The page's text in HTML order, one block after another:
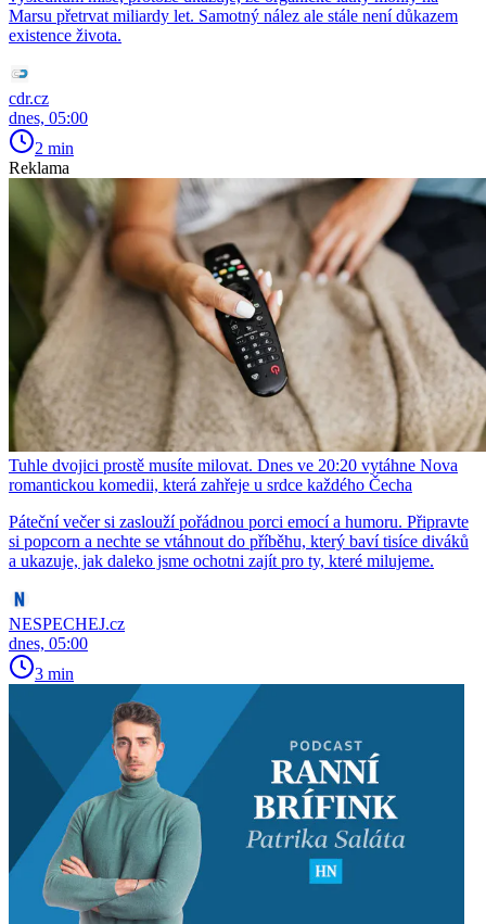
Marsu přetrvat miliardy let. Samotný nález ale stále není důkazem
existence života.
cdr.cz
dnes, 05:00
2 min
Reklama
Tuhle dvojici prostě musíte milovat. Dnes ve 20:20 vytáhne Nova
romantickou komedii, která zahřeje u srdce každého Čecha
Páteční večer si zaslouží pořádnou porci emocí a humoru. Připravte
si popcorn a nechte se vtáhnout do příběhu, který baví tisíce diváků
a ukazuje, jak daleko jsme ochotni zajít pro ty, které milujeme.
NESPECHEJ.cz
dnes, 05:00
3 min